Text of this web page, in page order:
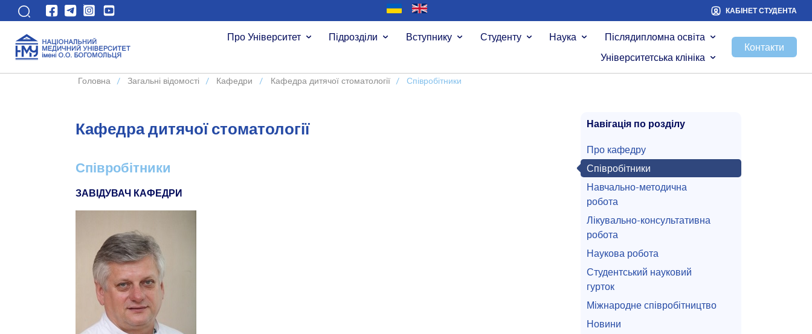
КАБІНЕТ СТУДЕНТА
Про Університет Підрозділи Вступнику Студенту Наука
Післядипломна освіта
Університетська клініка
Контакти
Головна / Загальні відомості / Кафедри / Кафедра дитячої стоматології / Співробітники
Кафедра дитячої стоматології
Співробітники
ЗАВІДУВАЧ КАФЕДРИ
Навігація по розділу
Про кафедру
Співробітники
Навчально-методична
робота
Лікувально-консультативна
робота
Наукова робота
Студентський науковий
гурток
Міжнародне співробітництво
Новини